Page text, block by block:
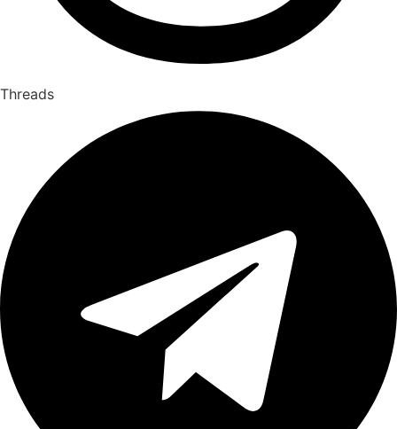
Threads